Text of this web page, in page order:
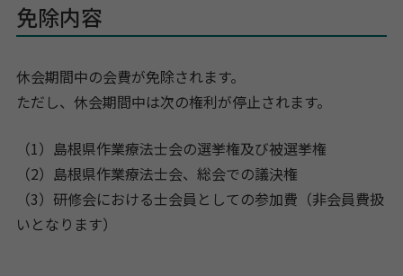
免除内容
休会期間中の会費が免除されます。
ただし、休会期間中は次の権利が停止されます。
（1）島根県作業療法士会の選挙権及び被選挙権
（2）島根県作業療法士会、総会での議決権
（3）研修会における士会員としての参加費（非会員費扱
いとなります）